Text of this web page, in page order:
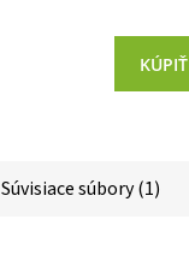
KÚPIŤ
Súvisiace súbory (1)